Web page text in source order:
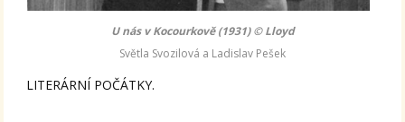
U nás v Kocourkově (1931) © Lloyd
Světla Svozilová a Ladislav Pešek
LITERÁRNÍ POČÁTKY.